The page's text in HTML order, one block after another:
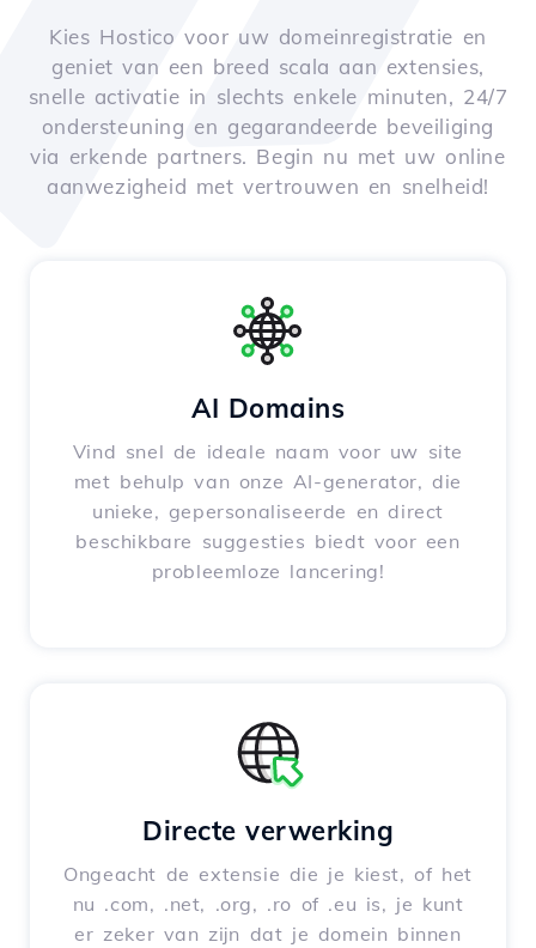
Kies Hostico voor uw domeinregistratie en
geniet van een breed scala aan extensies,
snelle activatie in slechts enkele minuten, 24/7
ondersteuning en gegarandeerde beveiliging
via erkende partners. Begin nu met uw online
aanwezigheid met vertrouwen en snelheid!
AI Domains
Vind snel de ideale naam voor uw site
met behulp van onze AI-generator, die
unieke, gepersonaliseerde en direct
beschikbare suggesties biedt voor een
probleemloze lancering!
Directe verwerking
Ongeacht de extensie die je kiest, of het
nu .com, .net, .org, .ro of .eu is, je kunt
er zeker van zijn dat je domein binnen